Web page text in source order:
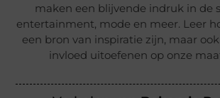
maken een blijvende indruk in de
entertainment, mode en meer. Leer
een bron van inspiratie zijn, maar
invloed uitoefenen op onze